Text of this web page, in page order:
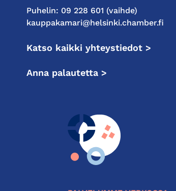
Puhelin: 09 228 601 (vaihde)
kauppakamari@helsinki.chamber.fi
Katso kaikki yhteystiedot >
Anna palautetta >